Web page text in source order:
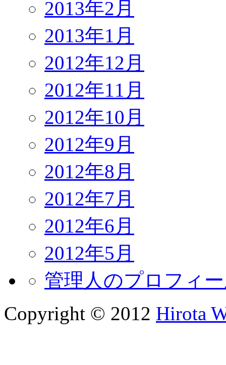
2013年2月
2013年1月
2012年12月
2012年11月
2012年10月
2012年9月
2012年8月
2012年7月
2012年6月
2012年5月
管理人のプロフィ
Copyright © 2012 Hirota